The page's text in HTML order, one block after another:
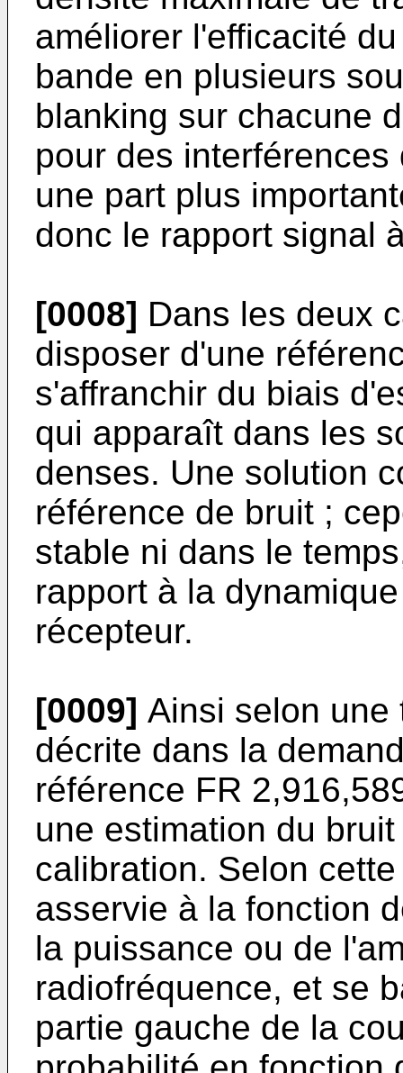
améliorer l'efficacité
bande en plusieurs
blanking sur chacune
pour des
une part plus
donc le rapport signal
[0008] Dans les deux
disposer d'une
s'affranchir du biais
qui apparaît dans les
denses. Une solution
référence de bruit ;
stable ni dans le
rapport à la
récepteur.
[0009] Ainsi selon une
décrite dans la
référence FR
une estimation du
calibration. Selon
asservie à la fonction
la puissance ou de
radiofréquence, et se
partie gauche de la